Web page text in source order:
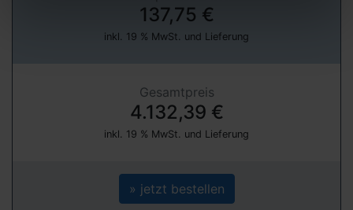
137,75 €
inkl. 19 % MwSt. und Lieferung
Gesamtpreis
4.132,39 €
inkl. 19 % MwSt. und Lieferung
» jetzt bestellen